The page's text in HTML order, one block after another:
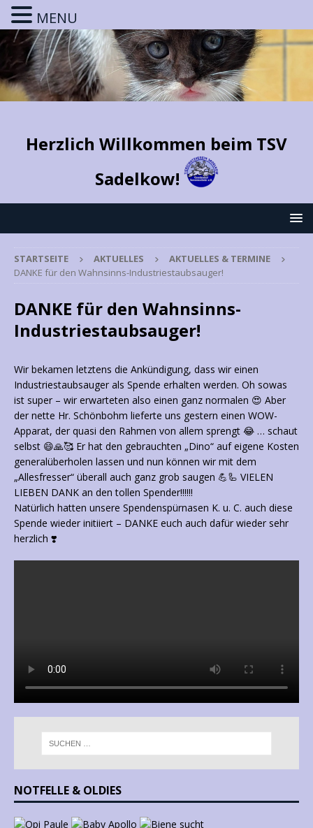
Herzlich Willkommen beim TSV
Sadelkow!
STARTSEITE AKTUELLES
AKTUELLES & TERMINE
DANKE für den Wahnsinns-Industriestaubsauger!
DANKE für den Wahnsinns-
Industriestaubsauger!
Wir bekamen letztens die Ankündigung, dass wir einen
Industriestaubsauger als Spende erhalten werden. Oh sowas
ist super – wir erwarteten also einen ganz normalen 😍 Aber
der nette Hr. Schönbohm lieferte uns gestern einen WOW-
Apparat, der quasi den Rahmen von allem sprengt 😂 … schaut
selbst 😄🙏🥰 Er hat den gebrauchten „Dino“ auf eigene Kosten
generalüberholen lassen und nun können wir mit dem
„Allesfresser“ überall auch ganz grob saugen 💪🦾 VIELEN
LIEBEN DANK an den tollen Spender!!!!!!
Natürlich hatten unsere Spendenspürnasen K. u. C. auch diese
Spende wieder initiiert – DANKE euch auch dafür wieder sehr
herzlich ❣️
NOTFELLE & OLDIES
MENU